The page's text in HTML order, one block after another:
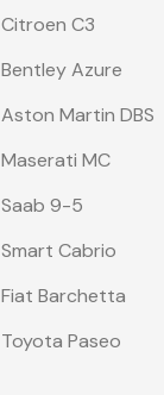
Citroen C3
Bentley Azure
Aston Martin DBS
Maserati MC
Saab 9-5
Smart Cabrio
Fiat Barchetta
Toyota Paseo